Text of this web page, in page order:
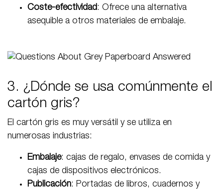
Coste-efectividad: Ofrece una alternativa
asequible a otros materiales de embalaje.
3. ¿Dónde se usa comúnmente el
cartón gris?
El cartón gris es muy versátil y se utiliza en
numerosas industrias:
Embalaje: cajas de regalo, envases de comida y
cajas de dispositivos electrónicos.
Publicación: Portadas de libros, cuadernos y